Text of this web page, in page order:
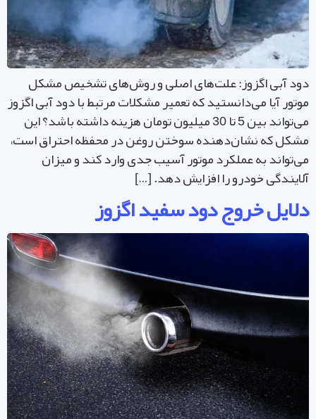
آبی اگزوز: علت‌های اصلی و روش‌های تشخیص مشکل
آیا می‌دانستید که تعمیر مشکلات مرتبط با دود آبی اگزوز
می‌تواند بین 5 تا 30 میلیون تومان هزینه داشته باشد؟ این
که نشان‌دهنده سوختن روغن در محفظه احتراق است،
به عملکرد موتور آسیب جدی وارد کند و میزان
خودرو را افزایش دهد. […]
خروج دود سفید اگزوز